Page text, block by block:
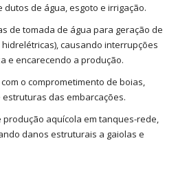
dutos de água, esgoto e irrigação.
de tomada de água para geração de
causando interrupções
e encarecendo a produção.
o comprometimento de boias,
das embarcações.
produção aquícola em tanques-rede,
danos estruturais a gaiolas e